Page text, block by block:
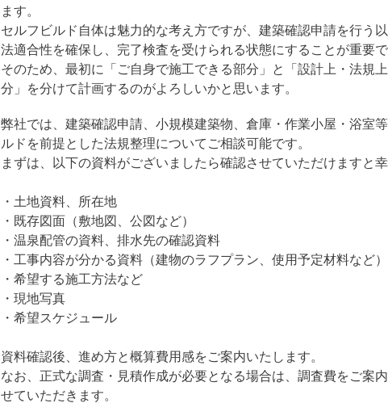
ます。
セルフビルド自体は魅力的な考え方ですが、建築確認申請を行う
法適合性を確保し、完了検査を受けられる状態にすることが重要で
そのため、最初に「ご自身で施工できる部分」と「設計上・法規
分」を分けて計画するのがよろしいかと思います。
弊社では、建築確認申請、小規模建築物、倉庫・作業小屋・浴室
ルドを前提とした法規整理についてご相談可能です。
まずは、以下の資料がございましたら確認させていただけますと幸
・土地資料、所在地
・既存図面（敷地図、公図など）
・温泉配管の資料、排水先の確認資料
・工事内容が分かる資料（建物のラフプラン、使用予定材料など）
・希望する施工方法など
・現地写真
・希望スケジュール
資料確認後、進め方と概算費用感をご案内いたします。
なお、正式な調査・見積作成が必要となる場合は、調査費をご案
せていただきます。